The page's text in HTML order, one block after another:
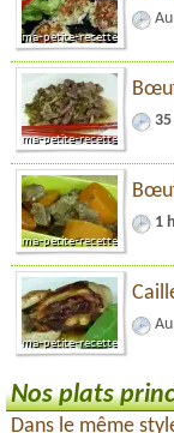
1
Nos plats
Dans le même